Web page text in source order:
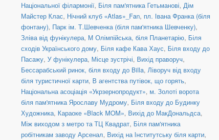
Національної філармонії, Біля пам'ятника Гетьманові, Дім
Майстер Клас, Нічний клуб «Atlas»_Fan, пл. Івана Франка (біля
фонтану), Парк ім. Т.Шевченка (біля пам'ятника Шевченку),
Зліва від фунікулера, М Олімпійська, біля Планетарію, Біля
сходів Українського дому, Біля кафе Кава Хаус, Біля входу до
Пасажу, У фунікулера, Місце зустрічі, Вихід праворуч,
Бессарабський ринок, біля входу до Billa, Ліворуч від входу
біля туристичної карти, В агентства путівок, що горять,
Національна асоціація «Укрзернопродукт», м. Золоті ворота
біля пам'ятника Ярославу Мудрому, Біля входу до Будинку
Художника, Караоке «Black MOM», Вихід до МакДональдса,
Між виходом з метро та ТЦ Квадрат, Біля пам'ятника
робітникам заводу Арсенал, Вихід на Інститутську біля карти,